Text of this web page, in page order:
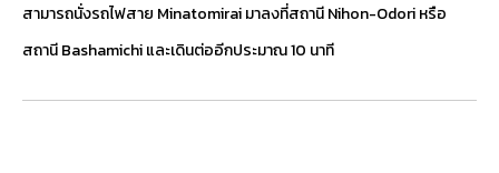
สามารถนั่งรถไฟสาย Minatomirai มาลงที่สถานี Nihon-Odori หรือ
สถานี Bashamichi และเดินต่ออีกประมาณ 10 นาที